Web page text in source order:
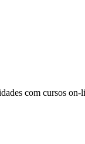
com cursos on-